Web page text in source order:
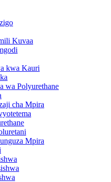
Kuvaa
kwa Kauri
wa Polyurethane
cha Mpira
Mpira